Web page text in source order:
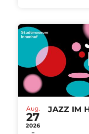
Aug.
27
2026
JAZZ IM